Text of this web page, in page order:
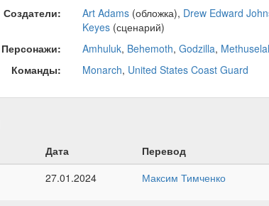
Создатели:
Art Adams(обложка), Drew Edward
Keyes(сценарий)
Персонажи:
Amhuluk, Behemoth, Godzilla,
Команды:
Monarch, United States Coast Guard
Дата Перевод
27.01.2024 Максим Тимченко